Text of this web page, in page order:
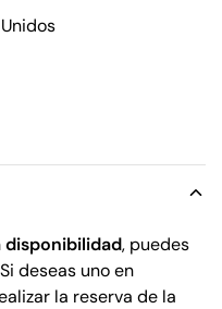
disponibilidad, puedes
deseas uno en
la reserva de la